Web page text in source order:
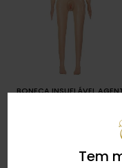
Tem
BONECA INSUFLÁVEL